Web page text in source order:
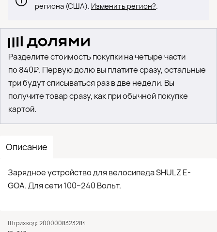
Описание
Зарядное устройство для велосипеда SHULZ E-
GOA. Для сети 100−240 Вольт.
региона (США). Изменить регион?.
Разделите стоимость покупки на четыре части
по 840₽. Первую долю вы платите сразу, остальные
три будут списываться раз в две недели. Вы
получите товар сразу, как при обычной покупке
картой.
Штрихкод: 2000008323284